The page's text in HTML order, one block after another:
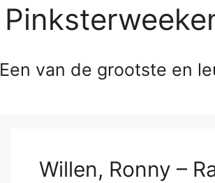
Een van de grootste en
Willen, Ronny –